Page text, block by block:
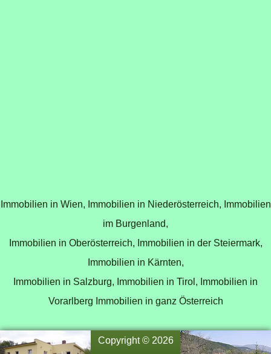
Immobilien in Wien, Immobilien in Niederösterreich, Immobilien
im Burgenland,
Immobilien in Oberösterreich, Immobilien in der Steiermark,
Immobilien in Kärnten,
Immobilien in Salzburg, Immobilien in Tirol, Immobilien in
Vorarlberg Immobilien in ganz Österreich
Copyright © 2026